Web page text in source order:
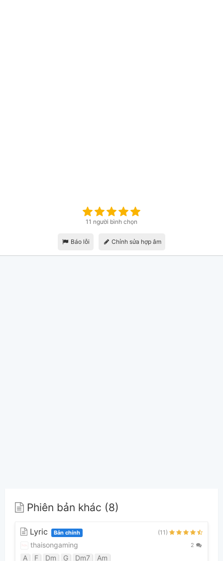
11 người bình chọn
Báo lỗi Chỉnh sửa hợp âm
Phiên bản khác (8)
Lyric Bản chính (11)
thaisongaming 2
A F Dm G Dm7 Am